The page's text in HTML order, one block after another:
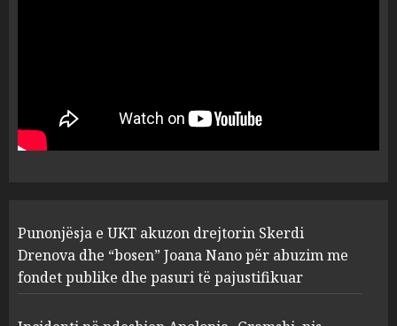
1
“bosen” Joana Nano për
abuzim me fondet publike dhe
pasuri të pajustifikuar
2
Apolonia- Gramshi, nis
procedim penal për Koço
Kokëdhimën (VIDEO)
MARCH 27, 2025
Punonjësja e UKT akuzon drejtorin Skerdi
Drenova dhe “bosen” Joana Nano për abuzim me
fondet publike dhe pasuri të pajustifikuar